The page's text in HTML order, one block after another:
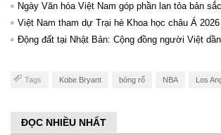
Ngày Văn hóa Việt Nam góp phần lan tỏa bản
Việt Nam tham dự Trại hè Khoa học châu Á
Động đất tại Nhật Bản: Cộng đồng người Việt
Tags Kobe Bryant bóng rổ NBA Los
ĐỌC NHIỀU NHẤT